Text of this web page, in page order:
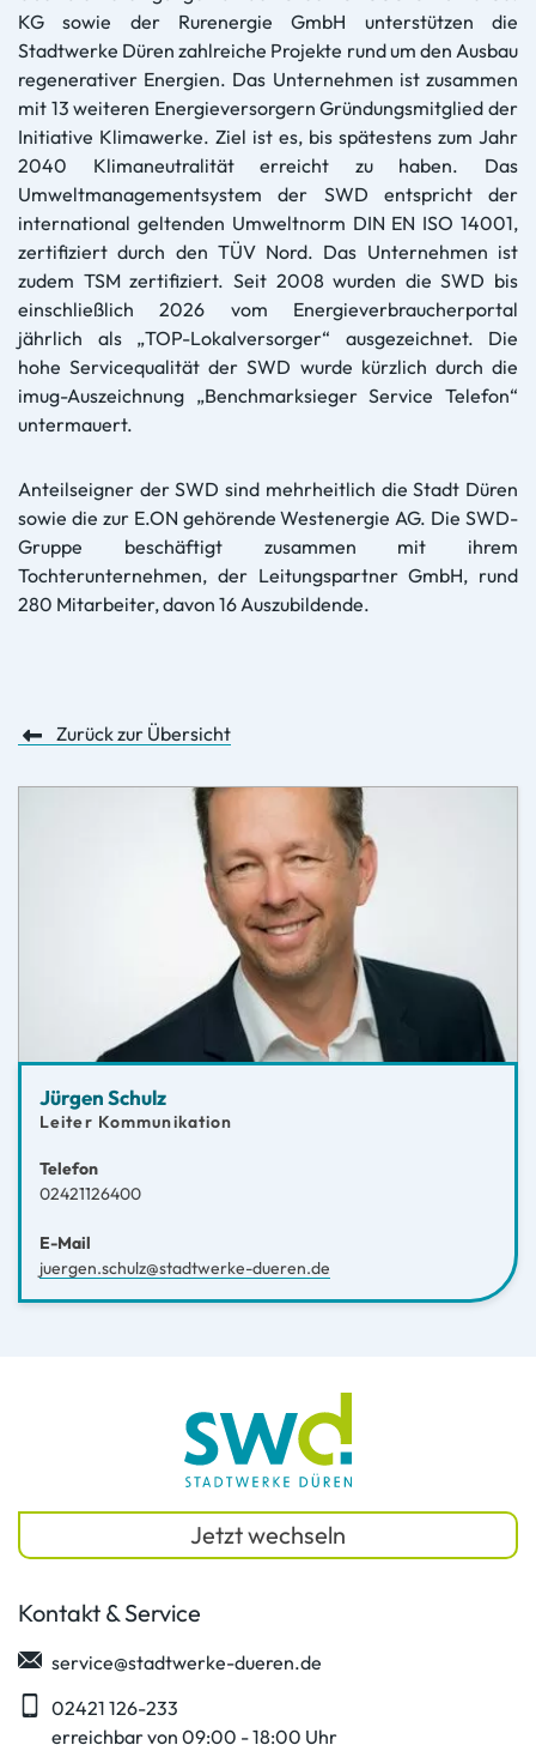
KG sowie der Rurenergie GmbH unterstützen die
Stadtwerke Düren zahlreiche Projekte rund um den Ausbau
regenerativer Energien. Das Unternehmen ist zusammen
mit 13 weiteren Energieversorgern Gründungsmitglied der
Initiative Klimawerke. Ziel ist es, bis spätestens zum Jahr
2040 Klimaneutralität erreicht zu haben. Das
Umweltmanagementsystem der SWD entspricht der
international geltenden Umweltnorm DIN EN ISO 14001,
zertifiziert durch den TÜV Nord. Das Unternehmen ist
zudem TSM zertifiziert. Seit 2008 wurden die SWD bis
einschließlich 2026 vom Energieverbraucherportal
jährlich als „TOP-Lokalversorger“ ausgezeichnet. Die
hohe Servicequalität der SWD wurde kürzlich durch die
imug-Auszeichnung „Benchmarksieger Service Telefon“
untermauert.
Anteilseigner der SWD sind mehrheitlich die Stadt Düren
sowie die zur E.ON gehörende Westenergie AG. Die SWD-
Gruppe beschäftigt zusammen mit ihrem
Tochterunternehmen, der Leitungspartner GmbH, rund
280 Mitarbeiter, davon 16 Auszubildende.
Zurück zur Übersicht
Jürgen Schulz
Leiter Kommunikation
Telefon
02421126400
E-Mail
juergen.schulz@stadtwerke-dueren.de
Jetzt wechseln
Kontakt & Service
service@stadtwerke-dueren.de
02421 126-233
erreichbar von 09:00 - 18:00 Uhr